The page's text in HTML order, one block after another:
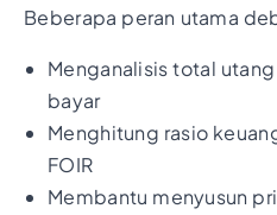
Beberapa peran utama
Menganalisis total
bayar
Menghitung rasio
FOIR
Membantu menyusun